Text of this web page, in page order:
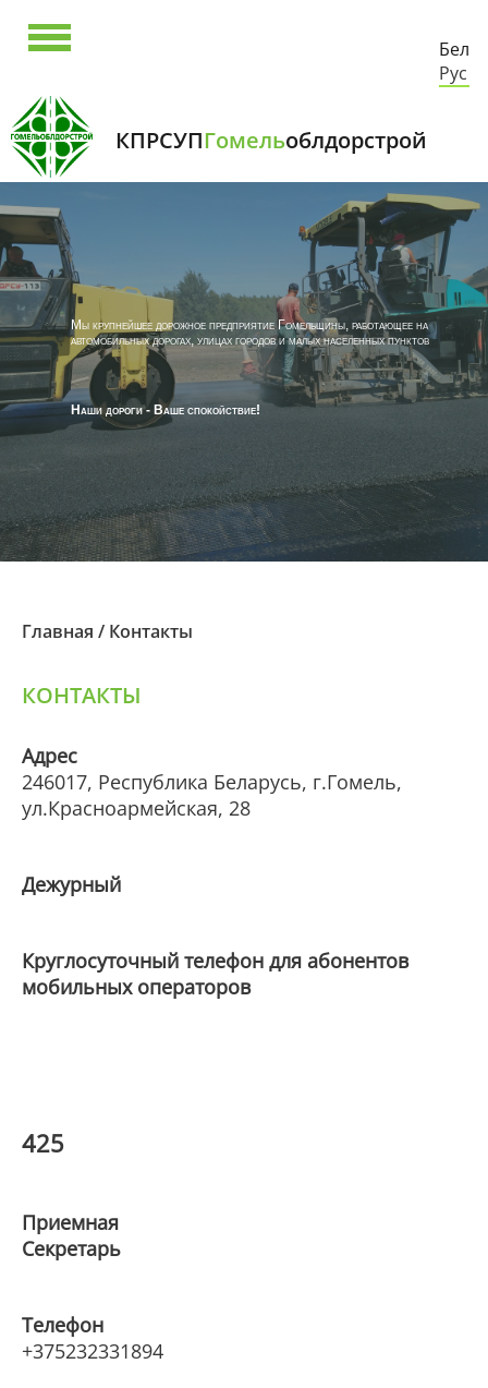
Бел
Рус
Мы крупнейшее дорожное предприятие Гомельщины, работающее на
автомобильных дорогах, улицах городов и малых населенных пунктов
Наши дороги - Ваше спокойствие!
КПРСУПГомельоблдорстрой
Главная / Контакты
КОНТАКТЫ
Адрес
246017, Республика Беларусь, г.Гомель,
ул.Красноармейская, 28
Дежурный
Круглосуточный телефон для абонентов
мобильных операторов
425
Приемная
Секретарь
Телефон
+375232331894